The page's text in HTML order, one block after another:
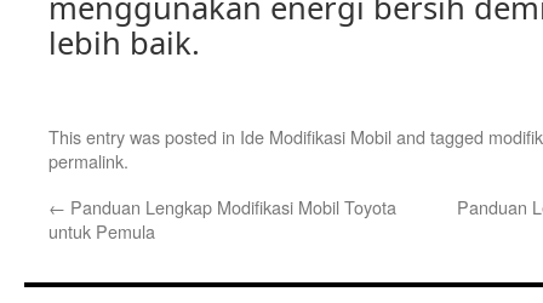
lebih baik.
This entry was posted in Ide Modifikasi Mobil and tagged
permalink.
← Panduan Lengkap Modifikasi Mobil Toyota
untuk Pemula
Panduan